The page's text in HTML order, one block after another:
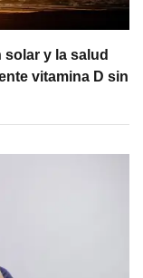
y la salud
vitamina D sin